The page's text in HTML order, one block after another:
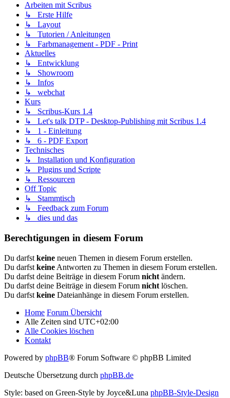
Arbeiten mit Scribus
↳ Erste Hilfe
↳ Layout
↳ Tutorien / Anleitungen
↳ Farbmanagement - PDF - Print
Aktuelles
↳ Entwicklung
↳ Showroom
↳ Infos
↳ webchat
Kurs
↳ Scribus-Kurs 1.4
↳ Let's talk DTP - Desktop-Publishing mit Scribus 1.4
↳ 1 - Einleitung
↳ 6 - PDF Export
Technisches
↳ Installation und Konfiguration
↳ Plugins und Scripte
↳ Ressourcen
Off Topic
↳ Stammtisch
↳ Feedback zum Forum
↳ dies und das
Berechtigungen in diesem Forum
Du darfst keine neuen Themen in diesem Forum erstellen.
Du darfst keine Antworten zu Themen in diesem Forum erstellen.
Du darfst deine Beiträge in diesem Forum nicht ändern.
Du darfst deine Beiträge in diesem Forum nicht löschen.
Du darfst keine Dateianhänge in diesem Forum erstellen.
Home Forum Übersicht
Alle Zeiten sind UTC+02:00
Alle Cookies löschen
Kontakt
Powered by phpBB® Forum Software © phpBB Limited
Deutsche Übersetzung durch phpBB.de
Style: based on Green-Style by Joyce&Luna phpBB-Style-Design